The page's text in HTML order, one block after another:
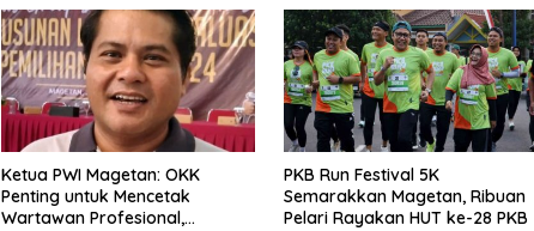
Ketua PWI Magetan: OKK
Penting untuk Mencetak
Wartawan Profesional,
PKB Run Festival 5K
Semarakkan Magetan, Ribuan
Pelari Rayakan HUT ke-28 PKB